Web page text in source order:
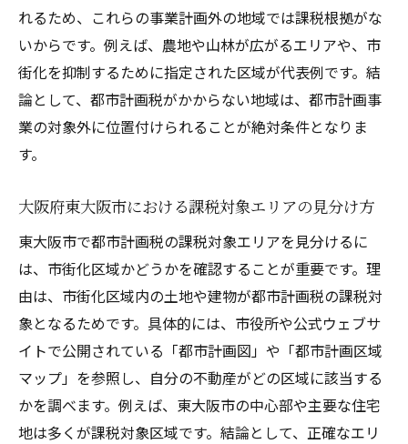
不動産税金の将来負担を見据えた対策ポイ
ント
東大阪市の税制変更や軽減措置に注目しよ
う
不動産税金対策で資産価値を守る秘訣
都市計画税や固定資産税の最新動向を把握
将来の資金計画に役立つ税金対策をまとめ
る
れるため、これらの事業計画外の地域では課税根拠がな
いからです。例えば、農地や山林が広がるエリアや、市
街化を抑制するために指定された区域が代表例です。結
論として、都市計画税がかからない地域は、都市計画事
業の対象外に位置付けられることが絶対条件となりま
す。
大阪府東大阪市における課税対象エリアの見分け方
東大阪市で都市計画税の課税対象エリアを見分けるに
は、市街化区域かどうかを確認することが重要です。理
由は、市街化区域内の土地や建物が都市計画税の課税対
象となるためです。具体的には、市役所や公式ウェブサ
イトで公開されている「都市計画図」や「都市計画区域
マップ」を参照し、自分の不動産がどの区域に該当する
かを調べます。例えば、東大阪市の中心部や主要な住宅
地は多くが課税対象区域です。結論として、正確なエリ